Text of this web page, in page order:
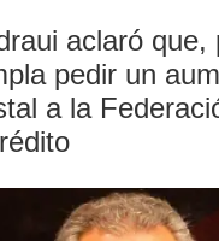
aclaró que,
pedir un
a la